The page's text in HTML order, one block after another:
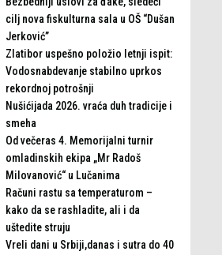
cilj nova fiskulturna sala u OŠ “Dušan
Jerković”
Zlatibor uspešno položio letnji ispit:
Vodosnabdevanje stabilno uprkos
rekordnoj potrošnji
Nušićijada 2026. vraća duh tradicije i
smeha
Od večeras 4. Memorijalni turnir
omladinskih ekipa „Mr Radoš
Milovanović“ u Lučanima
Računi rastu sa temperaturom –
kako da se rashladite, ali i da
uštedite struju
Vreli dani u Srbiji,danas i sutra do 40